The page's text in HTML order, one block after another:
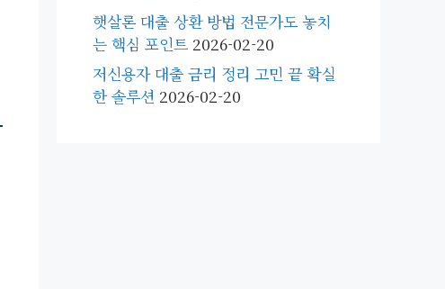
햇살론 대출 상환 방법 전문가도 놓치
는 핵심 포인트 2026-02-20
저신용자 대출 금리 정리 고민 끝 확실
한 솔루션 2026-02-20